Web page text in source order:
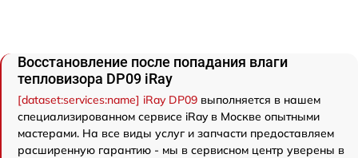
Восстановление после попадания влаги
тепловизора DP09 iRay
[dataset:services:name] iRay DP09 выполняется в нашем
специализированном сервисе iRay в Москве опытными
мастерами. На все виды услуг и запчасти предоставляем
расширенную гарантию - мы в сервисном центр уверены в